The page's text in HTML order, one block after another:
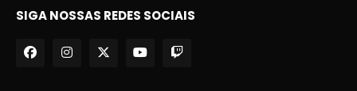
SIGA NOSSAS REDES SOCIAIS